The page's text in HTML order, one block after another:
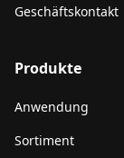
Geschäftskontakt
Produkte
Anwendung
Sortiment